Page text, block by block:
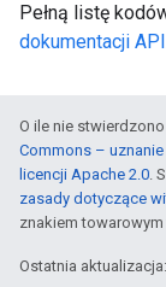
Pełną listę
dokumentacji API
O ile nie
Commons –
licencji Apache 2.0.
zasady dotyczące
znakiem
Ostatnia